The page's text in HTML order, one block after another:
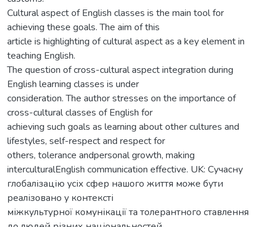
Cultural aspect of English classes is the main tool for
achieving these goals. The aim of this
article is highlighting of cultural aspect as a key element in
teaching English.
The question of cross-cultural aspect integration during
English learning classes is under
consideration. The author stresses on the importance of
cross-cultural classes of English for
achieving such goals as learning about other cultures and
lifestyles, self-respect and respect for
others, tolerance andpersonal growth, making
interculturalEnglish communication effective. UK: Сучасну
глобалізацію усіх сфер нашого життя може бути
реалізовано у контексті
міжкультурної комунікації та толерантного ставлення